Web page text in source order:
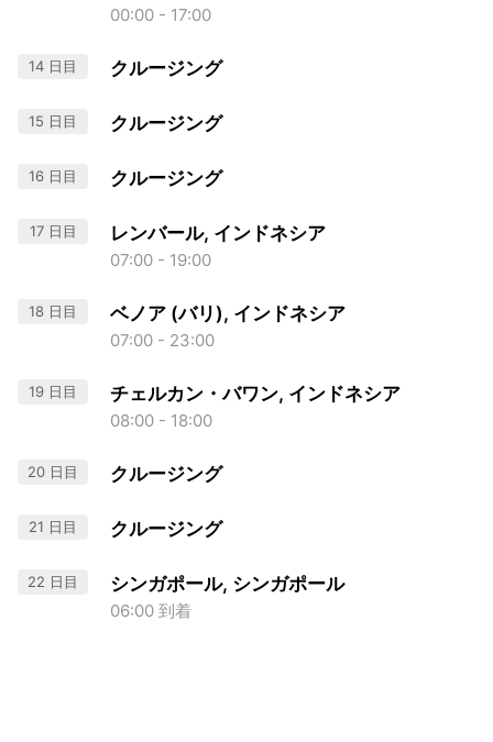
00:00 - 17:00
14 日目 クルージング
15 日目 クルージング
16 日目 クルージング
17 日目 レンバール, インドネシア
07:00 - 19:00
18 日目 ベノア (バリ), インドネシア
07:00 - 23:00
19 日目 チェルカン・バワン, インドネシア
08:00 - 18:00
20 日目 クルージング
21 日目 クルージング
22 日目 シンガポール, シンガポール
06:00 到着